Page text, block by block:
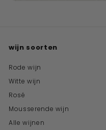
wijn soorten
Rode wijn
Witte wijn
Rosé
Mousserende wijn
Alle wijnen